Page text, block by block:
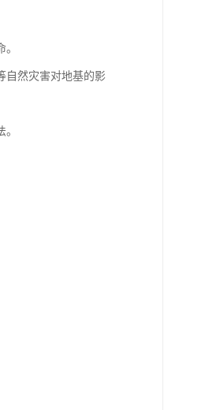
自然灾害对地基的影